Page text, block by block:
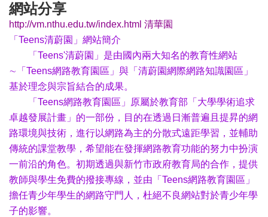
網站分享
http://vm.nthu.edu.tw/index.html 清華園
「Teens清蔚園」網站簡介
「Teens'清蔚園」是由國內兩大知名的教育性網站
∼「Teens網路教育園區」與「清蔚園網際網路知識園區」
基於理念與宗旨結合的成果。
「Teens網路教育園區」原屬於教育部「大學學術追求
卓越發展計畫」的一部份，目的在透過日漸普遍且提昇的網
路環境與技術，進行以網路為主的分散式遠距學習，並輔助
傳統的課堂教學，希望能在發揮網路教育功能的努力中扮演
一前沿的角色。初期透過與新竹市政府教育局的合作，提供
教師與學生免費的撥接專線，並由「Teens網路教育園區」
擔任青少年學生的網路守門人，杜絕不良網站對於青少年學
子的影響。